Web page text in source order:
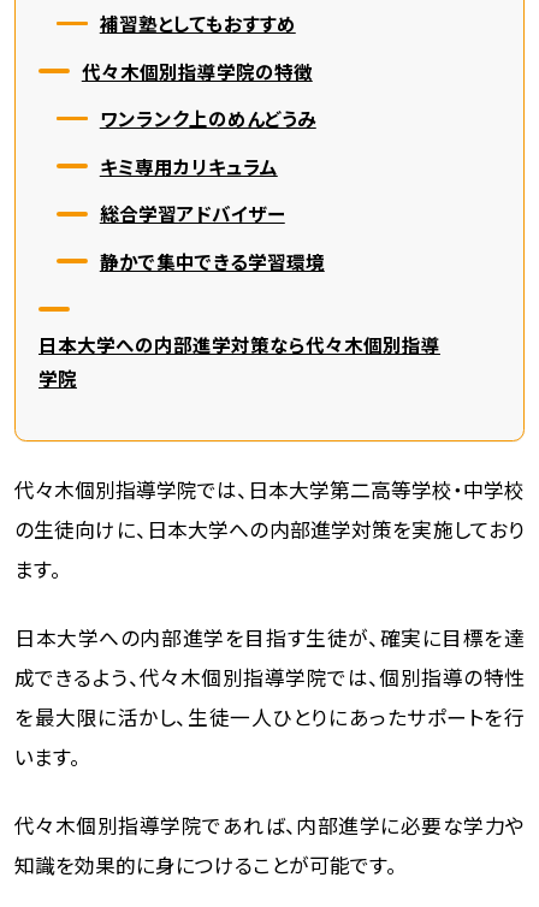
補習塾としてもおすすめ
代々木個別指導学院の特徴
ワンランク上のめんどうみ
キミ専用カリキュラム
総合学習アドバイザー
静かで集中できる学習環境
日本大学への内部進学対策なら代々木個別指導
学院
代々木個別指導学院では、日本大学第二高等学校・中学校
の生徒向けに、日本大学への内部進学対策を実施しており
ます。
日本大学への内部進学を目指す生徒が、確実に目標を達
成できるよう、代々木個別指導学院では、個別指導の特性
を最大限に活かし、生徒一人ひとりにあったサポートを行
います。
代々木個別指導学院であれば、内部進学に必要な学力や
知識を効果的に身につけることが可能です。